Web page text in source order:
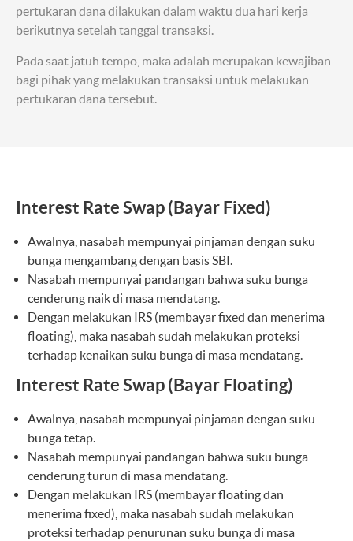
pertukaran dana dilakukan dalam waktu dua hari kerja
berikutnya setelah tanggal transaksi.
Pada saat jatuh tempo, maka adalah merupakan kewajiban
bagi pihak yang melakukan transaksi untuk melakukan
pertukaran dana tersebut.
Interest Rate Swap (Bayar Fixed)
Awalnya, nasabah mempunyai pinjaman dengan suku
bunga mengambang dengan basis SBI.
Nasabah mempunyai pandangan bahwa suku bunga
cenderung naik di masa mendatang.
Dengan melakukan IRS (membayar fixed dan menerima
floating), maka nasabah sudah melakukan proteksi
terhadap kenaikan suku bunga di masa mendatang.
Interest Rate Swap (Bayar Floating)
Awalnya, nasabah mempunyai pinjaman dengan suku
bunga tetap.
Nasabah mempunyai pandangan bahwa suku bunga
cenderung turun di masa mendatang.
Dengan melakukan IRS (membayar floating dan
menerima fixed), maka nasabah sudah melakukan
proteksi terhadap penurunan suku bunga di masa